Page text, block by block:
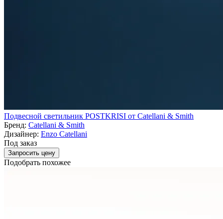
Подвесной светильник POSTKRISI от Catellani & Smith
Бренд: Catellani & Smith
Дизайнер: Enzo Catellani
Под заказ
Запросить цену
Подобрать похожее